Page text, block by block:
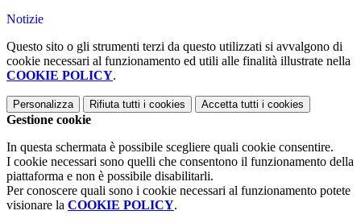
Notizie
Questo sito o gli strumenti terzi da questo utilizzati si avvalgono di
cookie necessari al funzionamento ed utili alle finalità illustrate nella
COOKIE POLICY.
Personalizza Rifiuta tutti i cookies Accetta tutti i cookies
Gestione cookie
In questa schermata è possibile scegliere quali cookie consentire.
I cookie necessari sono quelli che consentono il funzionamento della
piattaforma e non è possibile disabilitarli.
Per conoscere quali sono i cookie necessari al funzionamento potete
visionare la COOKIE POLICY.